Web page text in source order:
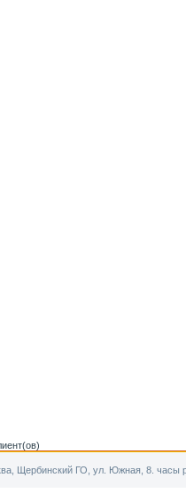
Щербинский ГО, ул. Южная, 8. часы